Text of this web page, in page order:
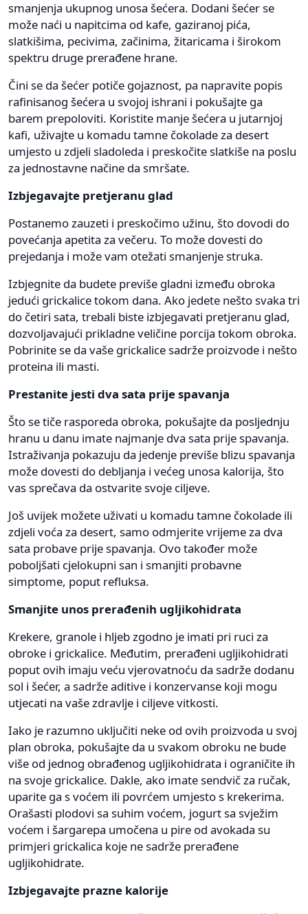
smanjenja ukupnog unosa šećera. Dodani šećer se
može naći u napitcima od kafe, gaziranoj pića,
slatkišima, pecivima, začinima, žitaricama i širokom
spektru druge prerađene hrane.
Čini se da šećer potiče gojaznost, pa napravite popis
rafinisanog šećera u svojoj ishrani i pokušajte ga
barem prepoloviti. Koristite manje šećera u jutarnjoj
kafi, uživajte u komadu tamne čokolade za desert
umjesto u zdjeli sladoleda i preskočite slatkiše na poslu
za jednostavne načine da smršate.
Izbjegavajte pretjeranu glad
Postanemo zauzeti i preskočimo užinu, što dovodi do
povećanja apetita za večeru. To može dovesti do
prejedanja i može vam otežati smanjenje struka.
Izbjegnite da budete previše gladni između obroka
jedući grickalice tokom dana. Ako jedete nešto svaka tri
do četiri sata, trebali biste izbjegavati pretjeranu glad,
dozvoljavajući prikladne veličine porcija tokom obroka.
Pobrinite se da vaše grickalice sadrže proizvode i nešto
proteina ili masti.
Prestanite jesti dva sata prije spavanja
Što se tiče rasporeda obroka, pokušajte da posljednju
hranu u danu imate najmanje dva sata prije spavanja.
Istraživanja pokazuju da jedenje previše blizu spavanja
može dovesti do debljanja i većeg unosa kalorija, što
vas sprečava da ostvarite svoje ciljeve.
Još uvijek možete uživati ​​u komadu tamne čokolade ili
zdjeli voća za desert, samo odmjerite vrijeme za dva
sata probave prije spavanja. Ovo također može
poboljšati cjelokupni san i smanjiti probavne
simptome, poput refluksa.
Smanjite unos prerađenih ugljikohidrata
Krekere, granole i hljeb zgodno je imati pri ruci za
obroke i grickalice. Međutim, prerađeni ugljikohidrati
poput ovih imaju veću vjerovatnoću da sadrže dodanu
sol i šećer, a sadrže aditive i konzervanse koji mogu
utjecati na vaše zdravlje i ciljeve vitkosti.
Iako je razumno uključiti neke od ovih proizvoda u svoj
plan obroka, pokušajte da u svakom obroku ne bude
više od jednog obrađenog ugljikohidrata i ograničite ih
na svoje grickalice. Dakle, ako imate sendvič za ručak,
uparite ga s voćem ili povrćem umjesto s krekerima.
Orašasti plodovi sa suhim voćem, jogurt sa svježim
voćem i šargarepa umočena u pire od avokada su
primjeri grickalica koje ne sadrže prerađene
ugljikohidrate.
Izbjegavajte prazne kalorije